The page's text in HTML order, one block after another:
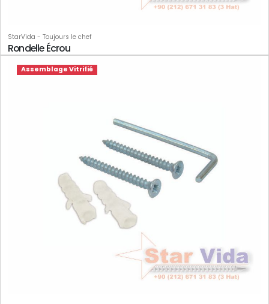
StarVida - Toujours le chef
Rondelle Écrou
Assemblage Vitrifié